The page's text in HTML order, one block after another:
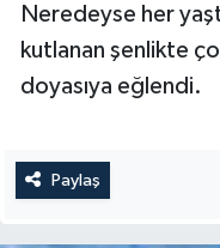
Neredeyse her
kutlanan şenlikte
doyasıya eğlendi.
Paylaş